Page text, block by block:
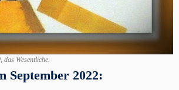
das Wesentliche.
September 2022: